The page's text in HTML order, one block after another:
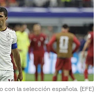
con la selección española. (EFE)